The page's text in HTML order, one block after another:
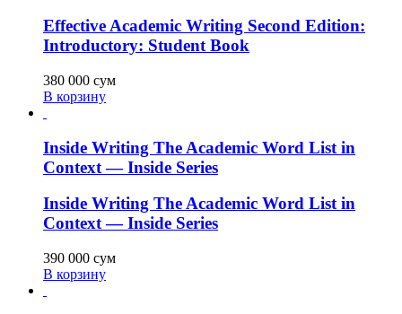
Effective Academic Writing Second Edition:
Introductory: Student Book
380 000 сум
В корзину
Inside Writing The Academic Word List in
Context — Inside Series
Inside Writing The Academic Word List in
Context — Inside Series
390 000 сум
В корзину